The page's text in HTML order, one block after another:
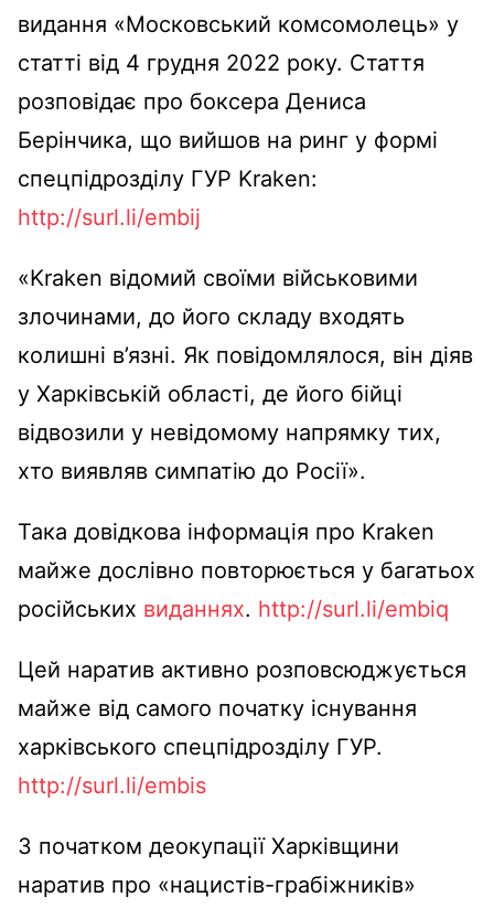
видання «Московський комсомолець» у
статті від 4 грудня 2022 року. Стаття
розповідає про боксера Дениса
Берінчика, що вийшов на ринг у формі
спецпідрозділу ГУР Kraken:
http://surl.li/embij
«Kraken відомий своїми військовими
злочинами, до його складу входять
колишні в’язні. Як повідомлялося, він діяв
у Харківській області, де його бійці
відвозили у невідомому напрямку тих,
хто виявляв симпатію до Росії».
Така довідкова інформація про Kraken
майже дослівно повторюється у багатьох
російських виданнях. http://surl.li/embiq
Цей наратив активно розповсюджується
майже від самого початку існування
харківського спецпідрозділу ГУР.
http://surl.li/embis
З початком деокупації Харківщини
наратив про «нацистів-грабіжників»